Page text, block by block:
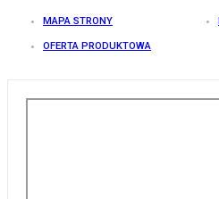
MAPA STRONY
OFERTA PRODUKTOWA